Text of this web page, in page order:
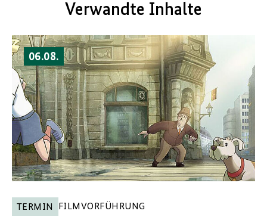
Verwandte Inhalte
06.08.
TERMIN FILMVORFÜHRUNG